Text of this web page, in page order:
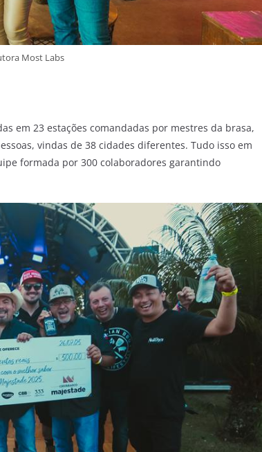
Most Labs
em 23 estações comandadas por mestres da brasa,
vindas de 38 cidades diferentes. Tudo isso em
formada por 300 colaboradores garantindo